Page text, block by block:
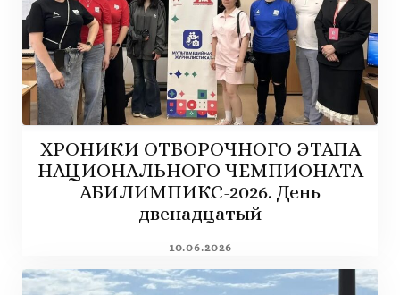
ХРОНИКИ ОТБОРОЧНОГО ЭТАПА
НАЦИОНАЛЬНОГО ЧЕМПИОНАТА
АБИЛИМПИКС-2026. День
двенадцатый
10.06.2026